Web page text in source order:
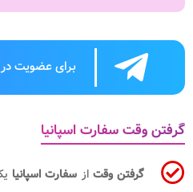
برای عضویت در
گرفتن وقت سفارت اسپانیا
گرفتن وقتاز سفارت اسپانیا